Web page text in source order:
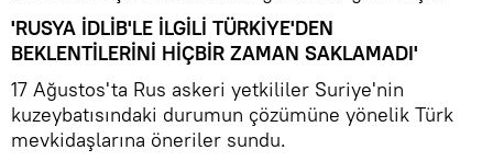
'RUSYA İDLİB'LE İLGİLİ TÜRKİYE'DEN
BEKLENTİLERİNİ HİÇBİR ZAMAN SAKLAMADI'
17 Ağustos'ta Rus askeri yetkililer Suriye'nin
kuzeybatısındaki durumun çözümüne yönelik Türk
mevkidaşlarına öneriler sundu.